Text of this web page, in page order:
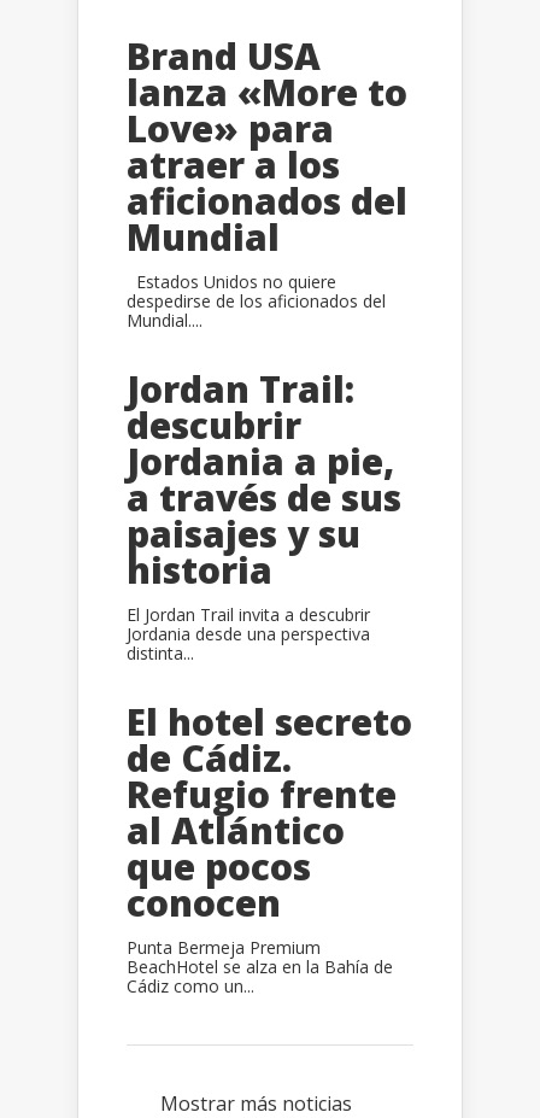
Brand USA
lanza «More to
Love» para
atraer a los
aficionados del
Mundial
Estados Unidos no quiere
despedirse de los aficionados del
Mundial....
Jordan Trail:
descubrir
Jordania a pie,
a través de sus
paisajes y su
historia
El Jordan Trail invita a descubrir
Jordania desde una perspectiva
distinta...
El hotel secreto
de Cádiz.
Refugio frente
al Atlántico
que pocos
conocen
Punta Bermeja Premium
BeachHotel se alza en la Bahía de
Cádiz como un...
Mostrar más noticias